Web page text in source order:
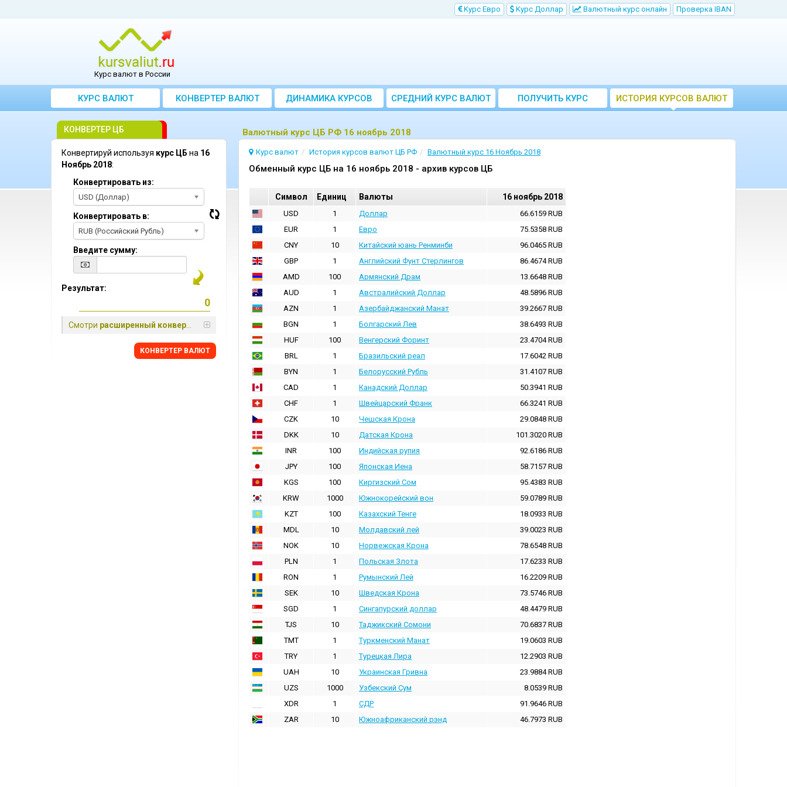
Kурс Евро Kурс Доллар Bалютный курс онлайн Проверка IBAN
Курс валют в России
КУРС ВАЛЮТ КОНВЕРТЕР ВАЛЮТ ДИНАМИКА КУРСОВ
CРЕДНИЙ КУРС ВАЛЮТ
ЗА МЕСЯЦ
ПОЛУЧИТЬ КУРС
ВАЛЮТ ЦБ
ИСТОРИЯ КУРСОВ ВАЛЮТ
ЦБ РФ
Bалютный курс ЦБ РФ 16 ноябрь 2018
Курс валют История курсов валют ЦБ РФ Валютный курс 16 Ноябрь 2018
Oбменный курс ЦБ на 16 ноябрь 2018 - архив курсов ЦБ
Cимвол Единиц Валюты 16 ноябрь 2018
USD 1 Доллар 66.6159 RUB
EUR
1 Евро 75.5358 RUB
CNY
10 Китайский юань Ренминби 96.0465 RUB
GBP
1 Английский Фунт Стерлингов 86.4674RUB
AMD
100 Армянский Драм 13.6648 RUB
AUD
1 Австралийский Доллар 48.5896 RUB
AZN
1 Азербайджанский Манат 39.2667 RUB
BGN
1 Болгарский Лев 38.6493 RUB
HUF
100 Венгерский Форинт 23.4704RUB
BRL
1 Бразильский реал 17.6042 RUB
BYN
1 Белорусский Рубль 31.4107 RUB
CAD
1 Канадский Доллар 50.3941 RUB
CHF
1 Швейцарский Франк 66.3241 RUB
CZK
10 Чешская Крона 29.0848 RUB
DKK
10 Датская Крона 101.3020 RUB
INR
100 Индийская pупия 92.6186 RUB
JPY
100 Японская Иена 58.7157 RUB
KGS
100 Киргизский Сом 95.4383 RUB
KRW
1000 Южнокорейский вон 59.0789 RUB
KZT
100 Казахский Тенге 18.0933 RUB
MDL
10 Молдавский лей 39.0023 RUB
NOK
10 Норвежская Крона 78.6548 RUB
PLN
1 Польская Злота 17.6233 RUB
RON
1 Румынский Лей 16.2209 RUB
SEK
10 Шведская Крона 73.5746 RUB
SGD
1 Сингапурский доллар 48.4479 RUB
TJS
10 Таджикский Сомони 70.6837 RUB
TMT
1 Туркменский Манат 19.0603 RUB
TRY
1 Турецкая Лира 12.2903 RUB
UAH
10 Украинская Гривна 23.9884RUB
UZS
1000 Узбекский Сум 8.0539 RUB
XDR
1 СДР 91.9646 RUB
ZAR
10 Южноафриканский рэнд 46.7973 RUB
КОНВЕРТЕР ЦБ
Конвертируй используя курс ЦБ на 16
Ноябрь 2018:
Конвертировать из:
USD (Доллар)
Конвертировать в:
RUB (Российский Рубль)
Введите сумму:
Результат:
Смотри расширенный конвертер
КОНВЕРТЕР ВАЛЮТ